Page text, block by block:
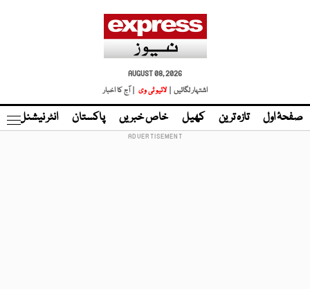
AUGUST 08, 2026
اشتہار لگائیں |
لائیو ٹی وی | آج کا اخبار
صفحۂ اول تازہ ترین کھیل خاص خبریں پاکستان انٹر نیشنل